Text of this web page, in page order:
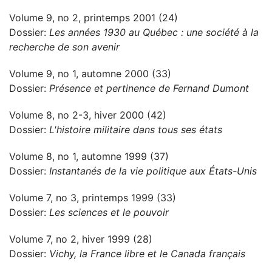
Volume 9, no 2, printemps 2001 (24)
Dossier: Les années 1930 au Québec : une société à la
recherche de son avenir
Volume 9, no 1, automne 2000 (33)
Dossier: Présence et pertinence de Fernand Dumont
Volume 8, no 2-3, hiver 2000 (42)
Dossier: L'histoire militaire dans tous ses états
Volume 8, no 1, automne 1999 (37)
Dossier: Instantanés de la vie politique aux États-Unis
Volume 7, no 3, printemps 1999 (33)
Dossier: Les sciences et le pouvoir
Volume 7, no 2, hiver 1999 (28)
Dossier: Vichy, la France libre et le Canada français